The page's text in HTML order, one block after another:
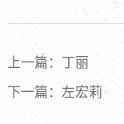
上一篇：丁丽
下一篇：左宏莉